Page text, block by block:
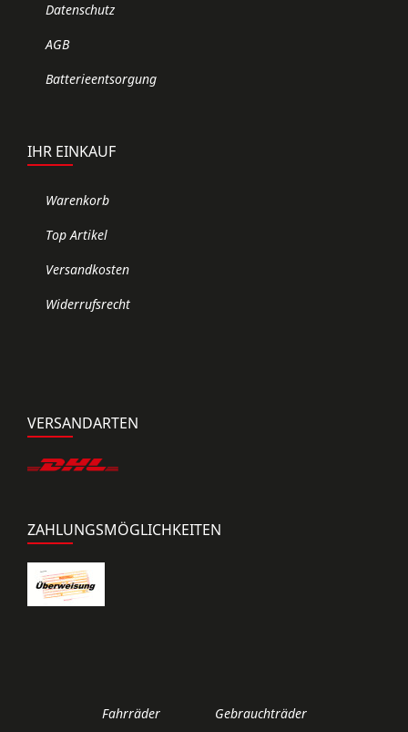
Datenschutz
AGB
Batterieentsorgung
IHR EINKAUF
Warenkorb
Top Artikel
Versandkosten
Widerrufsrecht
VERSANDARTEN
ZAHLUNGSMÖGLICHKEITEN
Fahrräder Gebrauchträder